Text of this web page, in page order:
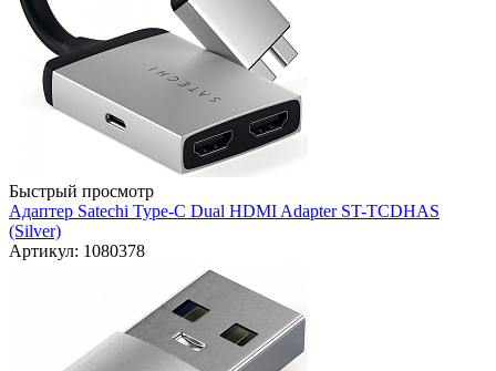
Быстрый просмотр
Адаптер Satechi Type-C Dual HDMI Adapter ST-TCDHAS
(Silver)
Артикул: 1080378